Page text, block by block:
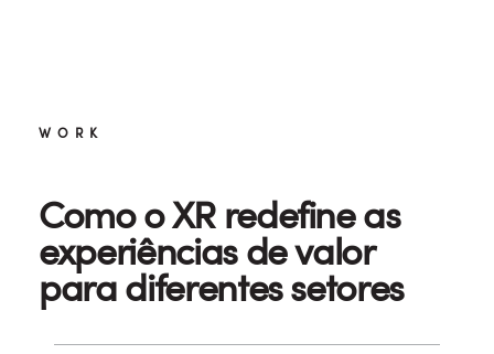
WORK
Como o XR redefine as
experiências de valor
para diferentes setores